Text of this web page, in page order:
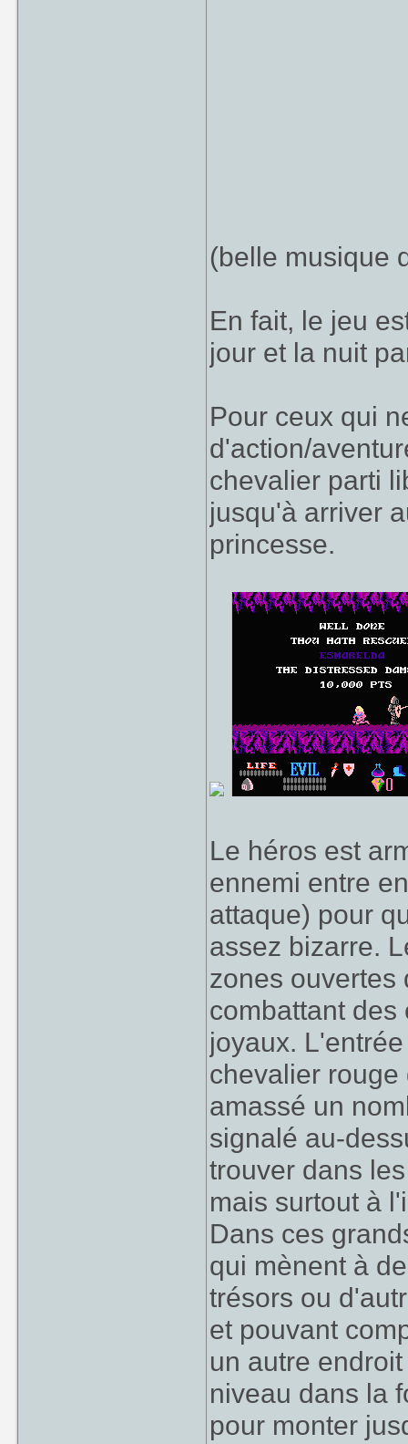
(belle musique
En fait, le jeu
jour et la nuit
Pour ceux qui
d'action/
chevalier parti
jusqu'à arriver
princesse.
Le héros est
ennemi entre
attaque) pour
assez bizarre.
zones ouvertes
combattant
joyaux.
chevalier
amassé un
signalé au-
trouver dans
mais surtout à
Dans ces
qui mènent à
trésors ou
et pouvant
un autre
niveau dans la
pour monter